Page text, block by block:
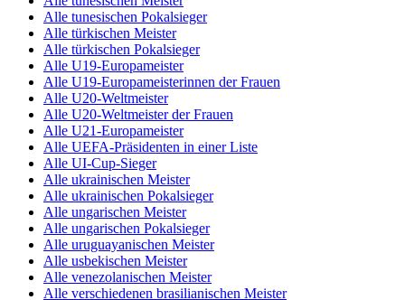
Alle tunesischen Pokalsieger
Alle türkischen Meister
Alle türkischen Pokalsieger
Alle U19-Europameister
Alle U19-Europameisterinnen der Frauen
Alle U20-Weltmeister
Alle U20-Weltmeister der Frauen
Alle U21-Europameister
Alle UEFA-Präsidenten in einer Liste
Alle UI-Cup-Sieger
Alle ukrainischen Meister
Alle ukrainischen Pokalsieger
Alle ungarischen Meister
Alle ungarischen Pokalsieger
Alle uruguayanischen Meister
Alle usbekischen Meister
Alle venezolanischen Meister
Alle verschiedenen brasilianischen Meister